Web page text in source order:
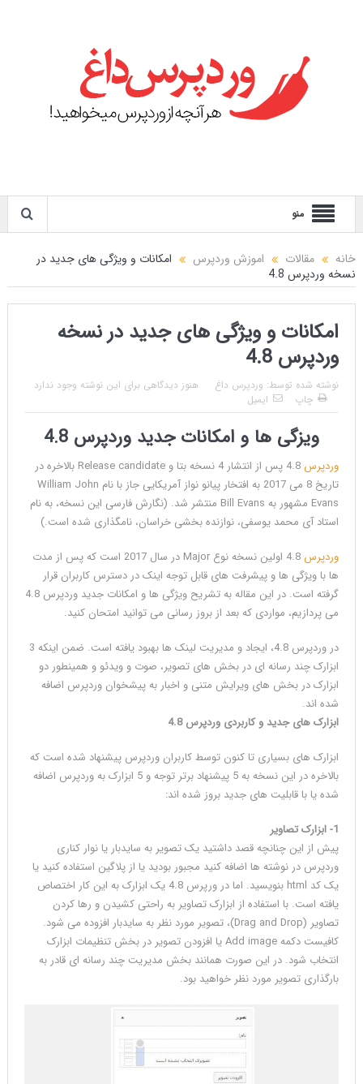
منو
خانه مقالات اموزش وردپرس
امکانات و ویژگی های جدید در
نسخه وردپرس 4.8
امکانات و ویژگی های جدید در نسخه
وردپرس 4.8
نوشته شده توسط: وردپرس داغ
هنوز دیدگاهی برای این نوشته وجود ندارد
چاپ
ایمیل
ویزگی ها و امکانات جدید وردپرس 4.8
وردپرس
4.8 پس از انتشار 4 نسخه بتا و Release candidate بالاخره در
تاریخ 8 می 2017 به افتخار پیانو نواز آمریکایی جاز با نام William John
Evans مشهور به Bill Evans منتشر شد. (نگارش فارسی این نسخه، به نام
استاد آی محمد یوسفی، نوازنده بخشی خراسان، نامگذاری شده است.)
وردپرس
4.8 اولین نسخه نوع Major در سال 2017 است که پس از مدت
ها با ویژگی ها و پیشرفت های قابل توجه اینک در دسترس کاربران قرار
گرفته است. در این مقاله به تشریح ویژگی ها و امکانات جدید وردپرس 4.8
می پردازیم، مواردی که بعد از بروز رسانی می توانید امتحان کنید.
در وردپرس 4.8، ایجاد و مدیریت لینک ها بهبود یافته است. ضمن اینکه 3
ابزارک چند رسانه ای در بخش های تصویر، صوت و ویدئو و همینطور دو
ابزارک در بخش های ویرایش متنی و اخبار به پیشخوان وردپرس اضافه
شده اند.
ابزارک های جدید و کاربردی وردپرس 4.8
ابزارک های بسیاری تا کنون توسط کاربران وردپرس پیشنهاد شده است که
بالاخره در این نسخه به 5 پیشنهاد برتر توجه و 5 ابزارک به وردپرس اضافه
شده یا با قابلیت های جدید بروز شده اند:
1- ابزارک تصاویر
پیش از این چنانچه قصد داشتید یک تصویر به سایدبار یا نوار کناری
وردپرس در نوشته ها اضافه کنید مجبور بودید یا از پلاگین استفاده کنید یا
یک کد html بنویسید. اما در ورپرس 4.8 یک ابزارک به این کار اختصاص
یافته است. با استفاده از ابزارک تصاویر به راحتی کشیدن و رها کردن
تصاویر (Drag and Drop)، تصویر مورد نظر به سایدبار افزوده می شود.
کافیست دکمه Add image یا افزودن تصویر در بخش تنظیمات ابزارک
انتخاب شود. در این صورت همانند بخش مدیریت چند رسانه ای قادر به
بارگذاری تصویر مورد نظر خواهید بود.